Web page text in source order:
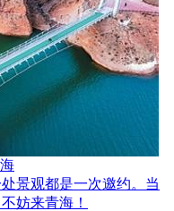
景观都是一次邀约。当
妨来青海！